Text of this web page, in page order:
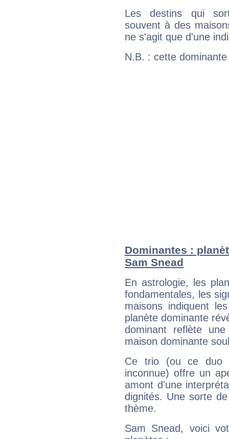
Les destins qui
souvent à des
ne s'agit que d'une
N.B. : cette
Dominantes :
Sam Snead
En astrologie, les
fondamentales, les
maisons indiquent
planète dominante
dominant reflète
maison dominante
Ce trio (ou ce duo
inconnue) offre un
amont d'une
dignités. Une sorte
thème.
Sam Snead, voici